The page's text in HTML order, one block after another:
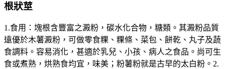
根狀莖
1.食用：塊根含豐富之澱粉，碳水化合物，糖類。其澱粉品質
遠優於木薯澱粉，可做零食粿、粿條、菜包、餅乾、丸子及蔬
食調料。容易消化，甚適於乳兒、小孩、病人之食品。尚可生
食或煮熟，烘熟食均宜，味美；粉薯粉就是古早的太白粉。2.